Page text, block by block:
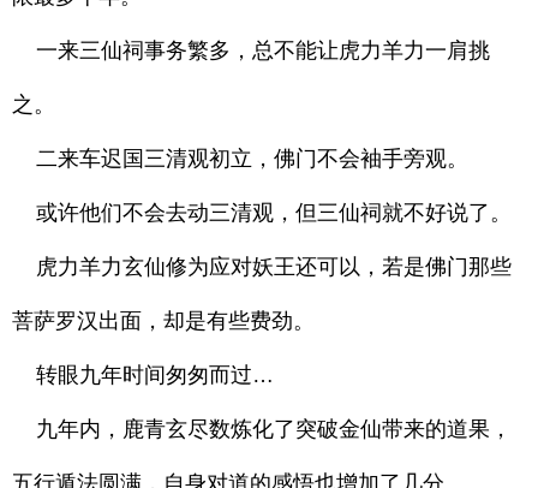
一来三仙祠事务繁多，总不能让虎力羊力一肩挑
之。
二来车迟国三清观初立，佛门不会袖手旁观。
或许他们不会去动三清观，但三仙祠就不好说了。
虎力羊力玄仙修为应对妖王还可以，若是佛门那些
菩萨罗汉出面，却是有些费劲。
转眼九年时间匆匆而过…
九年内，鹿青玄尽数炼化了突破金仙带来的道果，
五行遁法圆满，自身对道的感悟也增加了几分…